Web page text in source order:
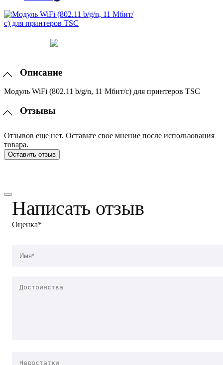
Описание
Модуль WiFi (802.11 b/g/n, 11 Мбит/с) для принтеров TSC
Отзывы
Отзывов еще нет. Оставьте свое мнение после использования
товара.
Оставить отзыв
Написать отзыв
Оценка*